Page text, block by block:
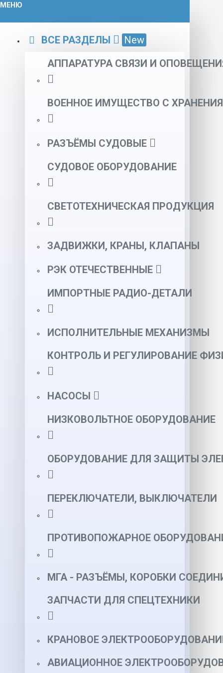
МЕНЮ
ВСЕ РАЗДЕЛЫ
New
АППАРАТУРА СВЯЗИ И
ВОЕННОЕ ИМУЩЕСТВО С ХРАНЕНИЯ
РАЗЪЁМЫ СУДОВЫЕ
СУДОВОЕ ОБОРУДОВАНИЕ
СВЕТОТЕХНИЧЕСКАЯ ПРОДУКЦИЯ
ЗАДВИЖКИ, КРАНЫ, КЛАПАНЫ
РЭК ОТЕЧЕСТВЕННЫЕ
ИМПОРТНЫЕ РАДИО-ДЕТАЛИ
ИСПОЛНИТЕЛЬНЫЕ МЕХАНИЗМЫ
КОНТРОЛЬ И РЕГУЛИРОВАНИЕ
НАСОСЫ
НИЗКОВОЛЬТНОЕ ОБОРУДОВАНИЕ
ОБОРУДОВАНИЕ ДЛЯ ЗАЩИТЫ
ПЕРЕКЛЮЧАТЕЛИ, ВЫКЛЮЧАТЕЛИ
ПРОТИВОПОЖАРНОЕ
МГА - РАЗЪЁМЫ, КОРОБКИ
ЗАПЧАСТИ ДЛЯ СПЕЦТЕХНИКИ
КРАНОВОЕ
АВИАЦИОННОЕ